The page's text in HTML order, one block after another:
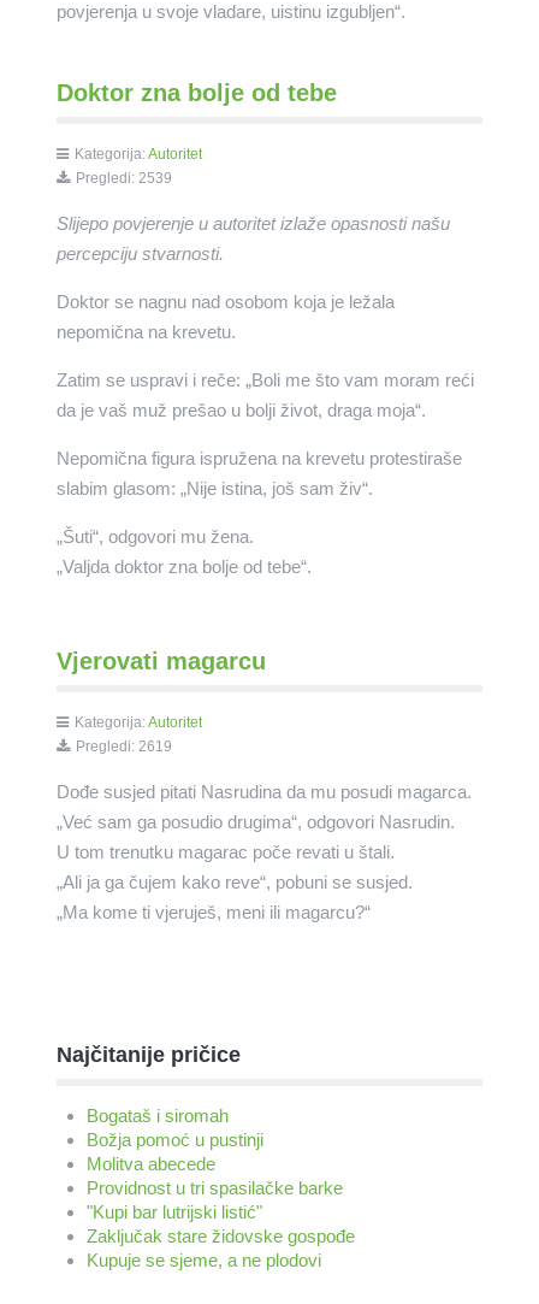
povjerenja u svoje vladare, uistinu izgubljen“.
Doktor zna bolje od tebe
Kategorija:Autoritet
Pregledi: 2539
Slijepo povjerenje u autoritet izlaže opasnosti našu
percepciju stvarnosti.
Doktor se nagnu nad osobom koja je ležala
nepomična na krevetu.
Zatim se uspravi i reče: „Boli me što vam moram reći
da je vaš muž prešao u bolji život, draga moja“.
Nepomična figura ispružena na krevetu protestiraše
slabim glasom: „Nije istina, još sam živ“.
„Šuti“, odgovori mu žena.
„Valjda doktor zna bolje od tebe“.
Vjerovati magarcu
Kategorija:Autoritet
Pregledi: 2619
Dođe susjed pitati Nasrudina da mu posudi magarca.
„Već sam ga posudio drugima“, odgovori Nasrudin.
U tom trenutku magarac poče revati u štali.
„Ali ja ga čujem kako reve“, pobuni se susjed.
„Ma kome ti vjeruješ, meni ili magarcu?“
Najčitanije pričice
Bogataš i siromah
Božja pomoć u pustinji
Molitva abecede
Providnost u tri spasilačke barke
"Kupi bar lutrijski listić"
Zaključak stare židovske gospođe
Kupuje se sjeme, a ne plodovi